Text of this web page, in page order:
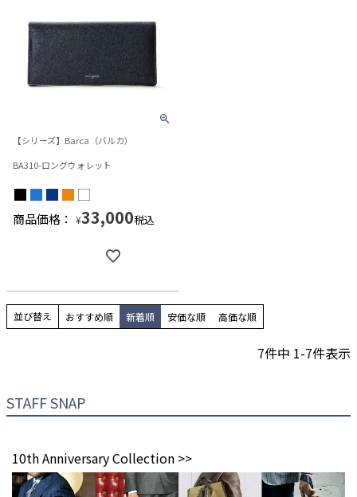
【シリーズ】Barca（バルカ）
BA310-ロングウォレット
商品価格： ¥33,000税込
並び替え おすすめ順 新着順 安価な順 高価な順
7件中 1-7件表示
STAFF SNAP
10th Anniversary Collection >>